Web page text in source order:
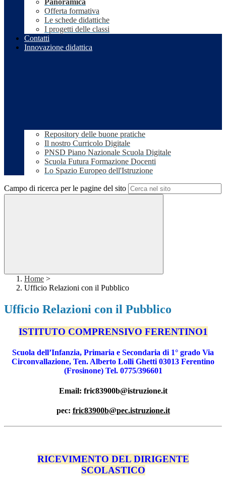
Panoramica
Offerta formativa
Le schede didattiche
I progetti delle classi
Contatti
Innovazione didattica
Repository delle buone pratiche
Il nostro Curricolo Digitale
PNSD Piano Nazionale Scuola Digitale
Scuola Futura Formazione Docenti
Lo Spazio Europeo dell'Istruzione
Campo di ricerca per le pagine del sito
Home >
Ufficio Relazioni con il Pubblico
Ufficio Relazioni con il Pubblico
ISTITUTO COMPRENSIVO FERENTINO1
Scuola dell’Infanzia, Primaria e Secondaria di 1° grado Via
Circonvallazione, Ten. Alberto Lolli Ghetti 03013 Ferentino
(Frosinone) Tel. 0775/396601
Email: fric83900b@istruzione.it
pec: fric83900b@pec.istruzione.it
RICEVIMENTO DEL DIRIGENTE
SCOLASTICO